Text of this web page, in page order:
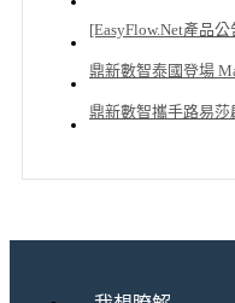
[EasyFlow.Net產品
CVE-2026-12581
鼎新數智泰國登場
台商南向贏在數智治
鼎新數智攜手路易